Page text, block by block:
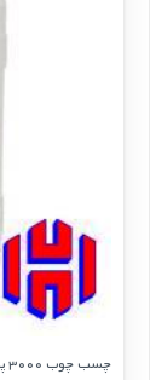
چسب چوب 3000 پارس دبه پلاستیكی 21.5 كیلویی